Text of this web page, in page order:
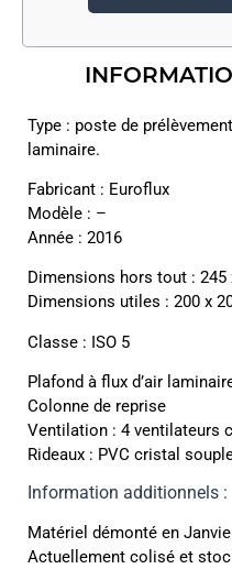
Type : poste de
laminaire.
Fabricant : Euroflux
Modèle : –
Année : 2016
Dimensions hors tout : 245
Dimensions utiles : 200 x
Classe : ISO 5
Plafond à flux d’air
Colonne de reprise
Ventilation : 4 ventilateurs
Rideaux : PVC cristal
Information additionnels :
Matériel démonté en
Actuellement colisé et